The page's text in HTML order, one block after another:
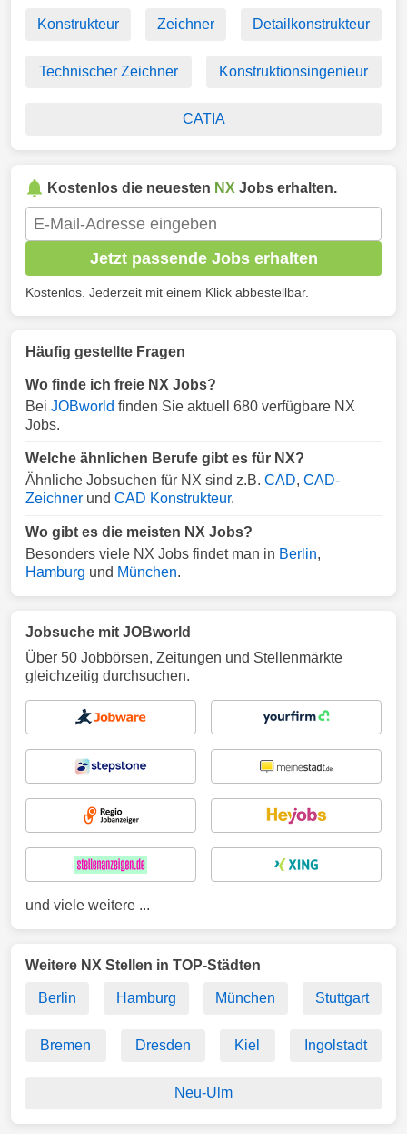
Konstrukteur Zeichner Detailkonstrukteur
Technischer Zeichner Konstruktionsingenieur
CATIA
Kostenlos die neuesten NX Jobs erhalten.
Jetzt passende Jobs erhalten
Kostenlos. Jederzeit mit einem Klick abbestellbar.
Häufig gestellte Fragen
Wo finde ich freie NX Jobs?
Bei JOBworld finden Sie aktuell 680 verfügbare NX
Jobs.
Welche ähnlichen Berufe gibt es für NX?
Ähnliche Jobsuchen für NX sind z.B. CAD, CAD-
Zeichner und CAD Konstrukteur.
Wo gibt es die meisten NX Jobs?
Besonders viele NX Jobs findet man in Berlin,
Hamburg und München.
Jobsuche mit JOBworld
Über 50 Jobbörsen, Zeitungen und Stellenmärkte
gleichzeitig durchsuchen.
und viele weitere ...
Weitere NX Stellen in TOP-Städten
Berlin Hamburg München Stuttgart
Bremen Dresden Kiel Ingolstadt
Neu-Ulm